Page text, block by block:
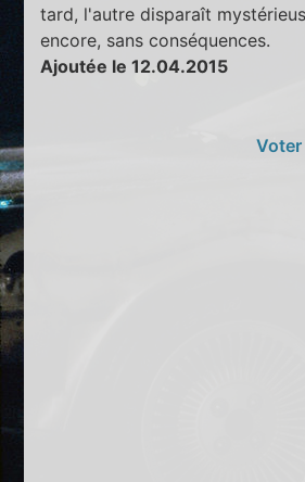
tard, l'autre disparaît
encore, sans conséquences.
Ajoutée le 12.04.2015